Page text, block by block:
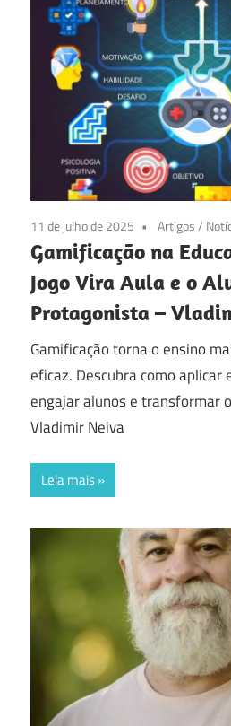
11 de julho de 2025 Artigos/
Gamificação na
Jogo Vira Aula e o
Protagonista –
Gamificação torna o ensino
eficaz. Descubra como
engajar alunos e transformar
Vladimir Neiva
Leia mais